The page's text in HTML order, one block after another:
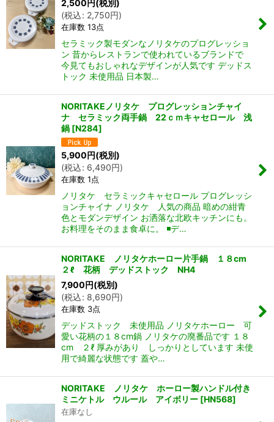
2,500 円(税別)
(税込: 2,750円)
在庫数 13点
セラミック製モダンなノリタケのプログレッショ
ン 昔からレストランで使われているブランドで
今見てもおしゃれなデザインが人気です デッドス
トック 未使用品 日本製…
NORITAKEノリタケ プログレッションチャイ
ナ セラミック両手鍋 22ｃｍキャセロール 浅
鍋 [N284]
5,900円(税別)
(税込: 6,490円)
在庫数 1点
ノリタケ セラミックキャセロール プログレッシ
ョンチャイナ ノリタケ 人気の商品 暗めの紺青
色とモダンデザイン お洒落な北欧キッチンにも。
お料理をそのまま食卓に。 ◾️デ…
NORITAKE ノリタケホーロー片手鍋 １８cm
２ℓ 花柄 デッドストック NH4
7,900円(税別)
(税込: 8,690円)
在庫数 3点
デッドストック 未使用品 ノリタケホーロー 可
愛い花柄の１８cm鍋 ノリタケの廃番品です １８
cm ２ℓ 厚みがあり しっかりとしています 未使
用で綺麗な状態です 蓋や…
NORITAKE ノリタケ ホーロー製ハンドル付き
ミニケトル ウルール アイボリー [HN568]
在庫なし